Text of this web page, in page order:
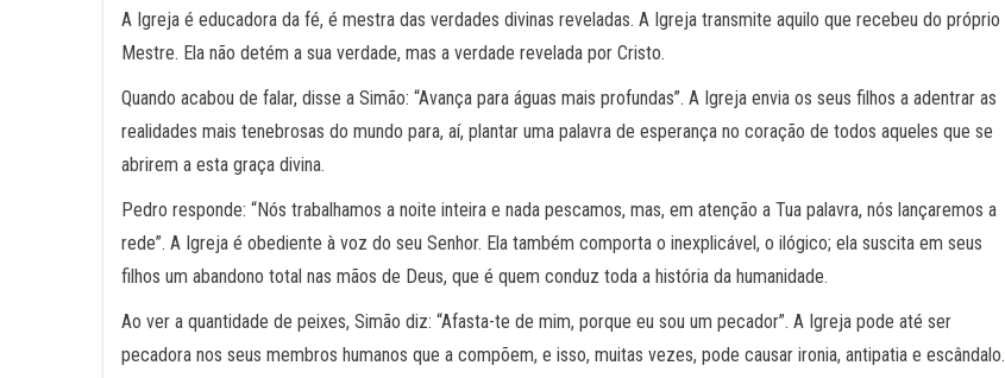
A Igreja é educadora da fé, é mestra das verdades divinas reveladas. A Igreja transmite aquilo que recebeu do próprio
Mestre. Ela não detém a sua verdade, mas a verdade revelada por Cristo.
Quando acabou de falar, disse a Simão: “Avança para águas mais profundas”. A Igreja envia os seus filhos a adentrar as
realidades mais tenebrosas do mundo para, aí, plantar uma palavra de esperança no coração de todos aqueles que se
abrirem a esta graça divina.
Pedro responde: “Nós trabalhamos a noite inteira e nada pescamos, mas, em atenção a Tua palavra, nós lançaremos a
rede”. A Igreja é obediente à voz do seu Senhor. Ela também comporta o inexplicável, o ilógico; ela suscita em seus
filhos um abandono total nas mãos de Deus, que é quem conduz toda a história da humanidade.
Ao ver a quantidade de peixes, Simão diz: “Afasta-te de mim, porque eu sou um pecador”. A Igreja pode até ser
pecadora nos seus membros humanos que a compõem, e isso, muitas vezes, pode causar ironia, antipatia e escândalo.